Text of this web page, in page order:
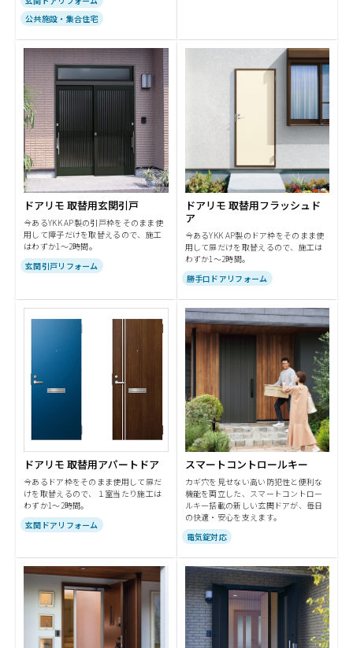
公共施設・集合住宅
ドアリモ 取替用玄関引戸
今あるYKK AP製の引戸枠をそのまま使
用して障子だけを取替えるので、施工
はわずか1～2時間。
玄関引戸リフォーム
ドアリモ 取替用フラッシュド
ア
今あるYKK AP製のドア枠をそのまま使
用して扉だけを取替えるので、施工は
わずか1～2時間。
勝手口ドアリフォーム
ドアリモ 取替用アパートドア
今あるドア枠をそのまま使用して扉だ
けを取替えるので、１室当たり施工は
わずか1～2時間。
玄関ドアリフォーム
スマートコントロールキー
カギ穴を見せない高い防犯性と便利な
機能を両立した、スマートコントロー
ルキー搭載の新しい玄関ドアが、毎日
の快適・安心を支えます。
電気錠対応